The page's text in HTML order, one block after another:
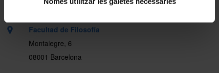
Facultad de Filosofía
Montalegre, 6
08001 Barcelona